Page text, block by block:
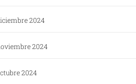
2024
2024
2024